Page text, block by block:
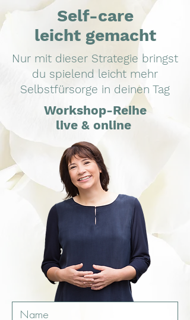
Self-care
leicht gemacht
Nur mit dieser Strategie bringst
du spielend leicht mehr
Selbstfürsorge in deinen Tag
Workshop-Reihe
live & online